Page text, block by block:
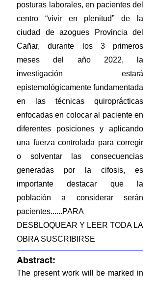
posturas laborales, en pacientes del
centro “vivir en plenitud” de la
ciudad de azogues Provincia del
Cañar, durante los 3 primeros
meses del año 2022, la
investigación estará
epistemológicamente fundamentada
en las técnicas quiroprácticas
enfocadas en colocar al paciente en
diferentes posiciones y aplicando
una fuerza controlada para corregir
o solventar las consecuencias
generadas por la cifosis, es
importante destacar que la
población a considerar serán
pacientes......PARA
DESBLOQUEAR Y LEER TODA LA
OBRA SUSCRIBIRSE
Abstract:
The present work will be marked in